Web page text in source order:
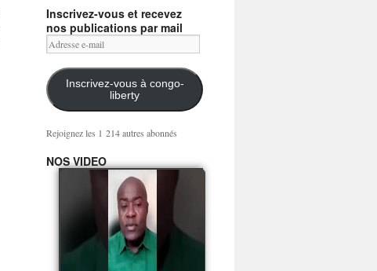
Inscrivez-vous et recevez
nos publications par mail
Adresse
e-
mail
Inscrivez-vous à congo-
liberty
Rejoignez les 1 214 autres abonnés
NOS VIDEO
Mingwa BIANGO : Ni
les mercenaires russes,
ni la garde présidentielle
ne mourront pour
Sassou Denis
watch video